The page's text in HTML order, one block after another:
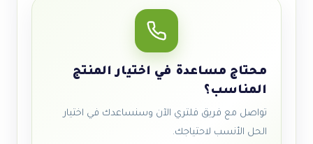
محتاج مساعدة في اختيار المنتج
المناسب؟
تواصل مع فريق فلتري الآن وسنساعدك في اختيار
الحل الأنسب لاحتياجك.